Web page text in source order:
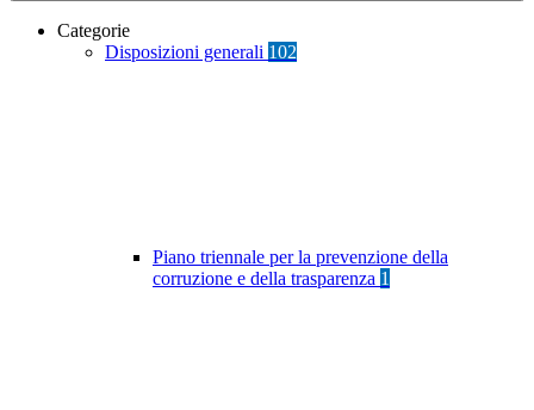
Categorie
Disposizioni generali 102
Piano triennale per la prevenzione della
corruzione e della trasparenza 1